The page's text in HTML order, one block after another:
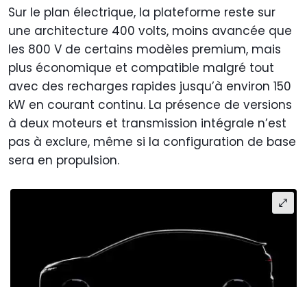
Sur le plan électrique, la plateforme reste sur
une architecture 400 volts, moins avancée que
les 800 V de certains modèles premium, mais
plus économique et compatible malgré tout
avec des recharges rapides jusqu’à environ 150
kW en courant continu. La présence de versions
à deux moteurs et transmission intégrale n’est
pas à exclure, même si la configuration de base
sera en propulsion.